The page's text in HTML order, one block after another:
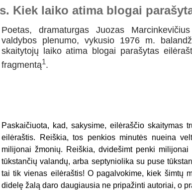
Kiek laiko atima blogai
Poetas, dramaturgas Juozas
valdybos plenumo, vykusio 1976 m.
skaitytojų laiko atima blogai parašytas
fragmentą1.
Paskaičiuota, kad, sakysime, eilėraščio skaitymas
eilėraštis. Reiškia, tos penkios minutės nueina
milijonai žmonių. Reiškia, dvidešimt penki
tūkstančių valandų, arba septyniolika su puse
tai tik vienas eilėraštis! O pagalvokime, kiek šimtų
didelę žalą daro daugiausia ne pripažinti autoriai, o